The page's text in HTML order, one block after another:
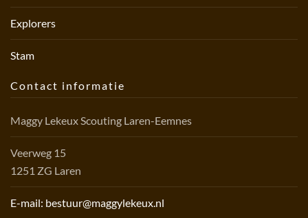
Explorers
Stam
Contact informatie
Maggy Lekeux Scouting Laren-Eemnes
Veerweg 15
1251 ZG Laren
E-mail: bestuur@maggylekeux.nl